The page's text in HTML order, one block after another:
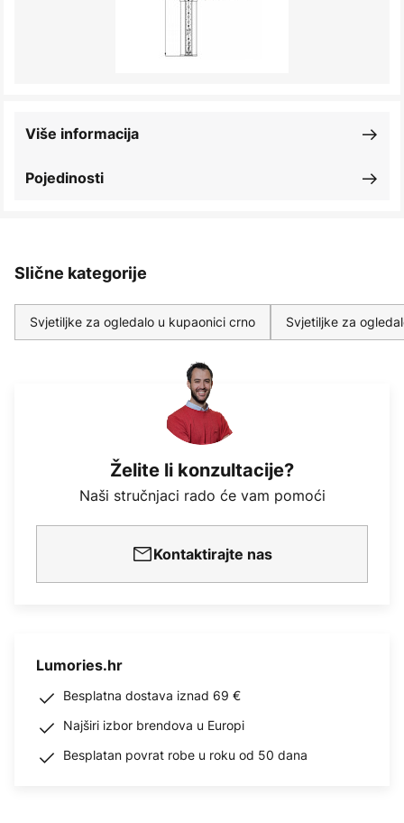
Pojedinosti
Više informacija
Slične kategorije
Svjetiljke za ogledalo u kupaonici crno Svjetiljke za
Želite li konzultacije?
Naši stručnjaci rado će vam pomoći
Kontaktirajte nas
Lumories.hr
Besplatna dostava iznad 69 €
Najširi izbor brendova u Europi
Besplatan povrat robe u roku od 50 dana